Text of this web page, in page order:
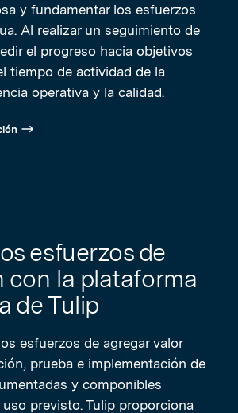
y fundamentar los esfuerzos
Al realizar un seguimiento de
el progreso hacia objetivos
tiempo de actividad de la
operativa y la calidad.
esfuerzos de
con la plataforma
de Tulip
esfuerzos de agregar valor
prueba e implementación de
y componibles
previsto. Tulip proporciona